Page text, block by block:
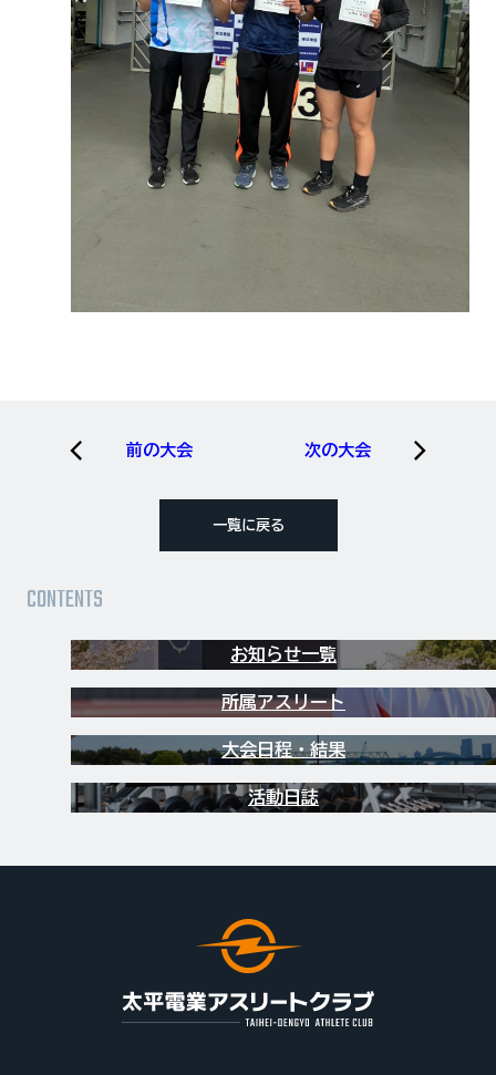
前の大会 次の大会
一覧に戻る
お知らせ一覧
所属アスリート
大会日程・結果
活動日誌